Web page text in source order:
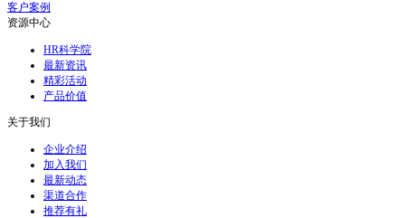
客户案例
资源中心
HR科学院
最新资讯
精彩活动
产品价值
关于我们
企业介绍
加入我们
最新动态
渠道合作
推荐有礼